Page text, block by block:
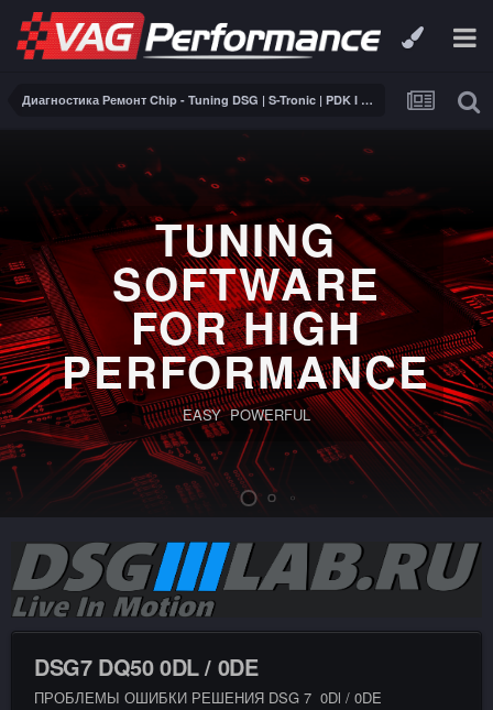
Диагностика Ремонт Chip - Tuning DSG | S-Tronic | PDK I ZF I AISIN
TUNING
SOFTWARE
FOR HIGH
PERFORMANCE
EASY POWERFUL
DSG7 DQ50 0DL / 0DE
ПРОБЛЕМЫ ОШИБКИ РЕШЕНИЯ DSG 7 0Dl / 0DE